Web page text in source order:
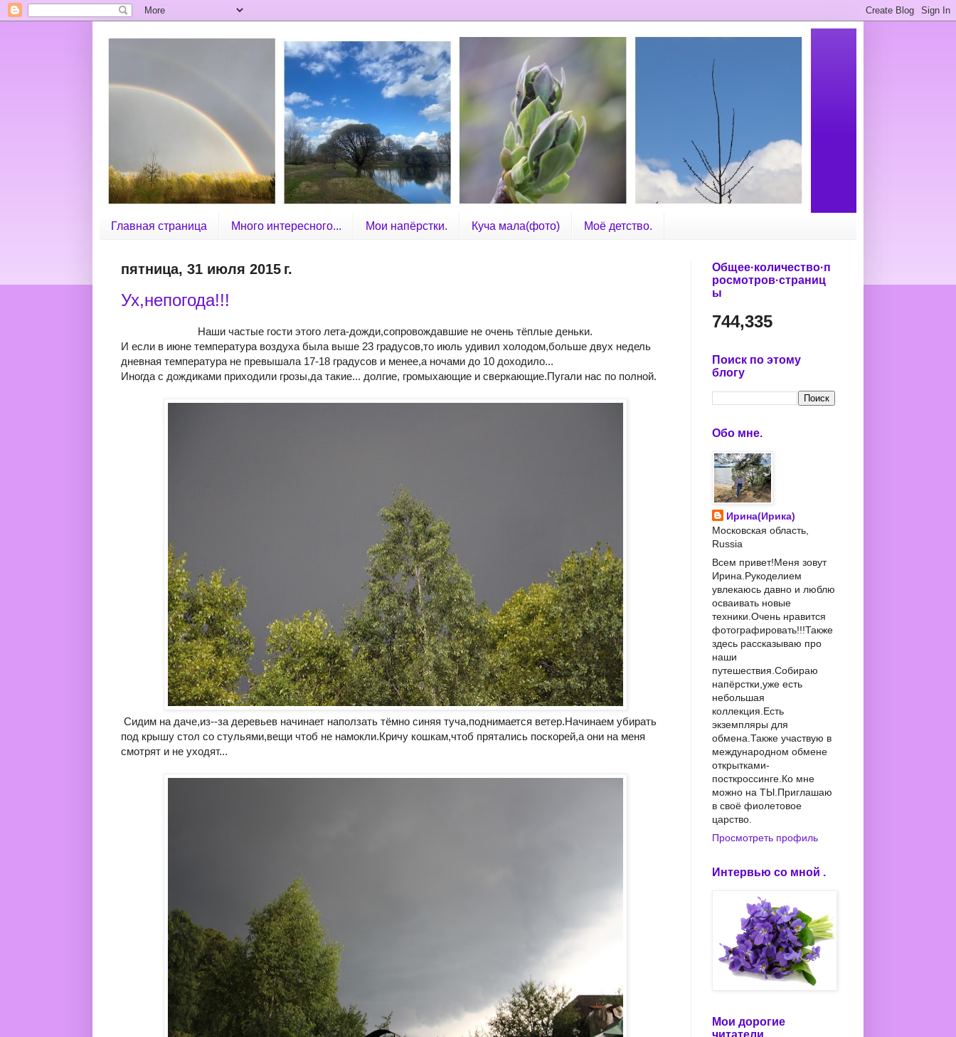
Главная страница Много интересного... Мои напёрстки. Куча мала(фото) Моё детство.
пятница, 31 июля 2015 г.
Ух,непогода!!!
Наши частые гости этого лета-дожди,сопровождавшие не очень тёплые деньки.
И если в июне температура воздуха была выше 23 градусов,то июль удивил холодом,больше двух недель
дневная температура не превышала 17-18 градусов и менее,а ночами до 10 доходило...
Иногда с дождиками приходили грозы,да такие... долгие, громыхающие и сверкающие.Пугали нас по полной.
Сидим на даче,из--за деревьев начинает наползать тёмно синяя туча,поднимается ветер.Начинаем убирать
под крышу стол со стульями,вещи чтоб не намокли.Кричу кошкам,чтоб прятались поскорей,а они на меня
смотрят и не уходят...
Общее·количество·п
росмотров·страниц
ы
744,335
Поиск по этому
блогу
Обо мне.
Ирина(Ирика)
Московская область,
Russia
Всем привет!Меня зовут
Ирина.Рукоделием
увлекаюсь давно и люблю
осваивать новые
техники.Очень нравится
фотографировать!!!Также
здесь рассказываю про
наши
путешествия.Собираю
напёрстки,уже есть
небольшая
коллекция.Есть
экземпляры для
обмена.Также участвую в
международном обмене
открытками-
посткроссинге.Ко мне
можно на ТЫ.Приглашаю
в своё фиолетовое
царство.
Просмотреть профиль
Интервью со мной .
Мои дорогие